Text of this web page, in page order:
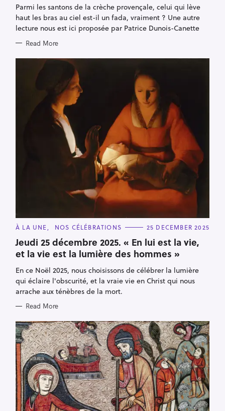
O
R
I
E
S
Parmi les santons de la crèche provençale, celui qui lève
haut les bras au ciel est-il un fada, vraiment ? Une autre
lecture nous est ici proposée par Patrice Dunois-Canette
Read More
C
T
E
G
O
R
I
E
S
À LA UNE NOS CÉLÉBRATIONS 25 DECEMBER 2025
Jeudi 25 décembre 2025. « En lui est la vie,
et la vie est la lumière des hommes »
En ce Noël 2025, nous choisissons de célébrer la lumière
qui éclaire l'obscurité, et la vraie vie en Christ qui nous
arrache aux ténèbres de la mort.
Read More